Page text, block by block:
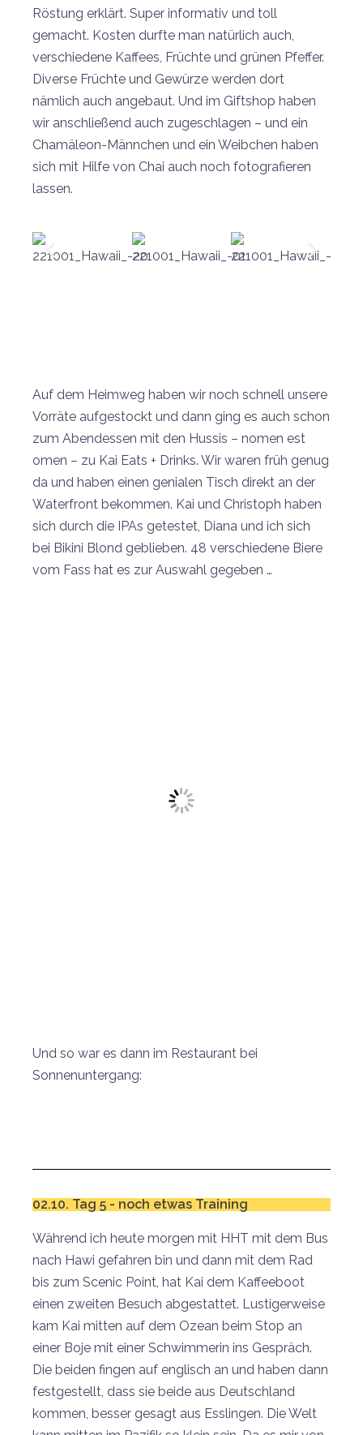
Röstung erklärt. Super informativ und toll
gemacht. Kosten durfte man natürlich auch,
verschiedene Kaffees, Früchte und grünen Pfeffer.
Diverse Früchte und Gewürze werden dort
nämlich auch angebaut. Und im Giftshop haben
wir anschließend auch zugeschlagen – und ein
Chamäleon-Männchen und ein Weibchen haben
sich mit Hilfe von Chai auch noch fotografieren
lassen.
Auf dem Heimweg haben wir noch schnell unsere
Vorräte aufgestockt und dann ging es auch schon
zum Abendessen mit den Hussis – nomen est
omen – zu Kai Eats + Drinks. Wir waren früh genug
da und haben einen genialen Tisch direkt an der
Waterfront bekommen. Kai und Christoph haben
sich durch die IPAs getestet, Diana und ich sich
bei Bikini Blond geblieben. 48 verschiedene Biere
vom Fass hat es zur Auswahl gegeben …
Und so war es dann im Restaurant bei
Sonnenuntergang:
02.10. Tag 5 - noch etwas Training
Während ich heute morgen mit HHT mit dem Bus
nach Hawi gefahren bin und dann mit dem Rad
bis zum Scenic Point, hat Kai dem Kaffeeboot
einen zweiten Besuch abgestattet. Lustigerweise
kam Kai mitten auf dem Ozean beim Stop an
einer Boje mit einer Schwimmerin ins Gespräch.
Die beiden fingen auf englisch an und haben dann
festgestellt, dass sie beide aus Deutschland
kommen, besser gesagt aus Esslingen. Die Welt